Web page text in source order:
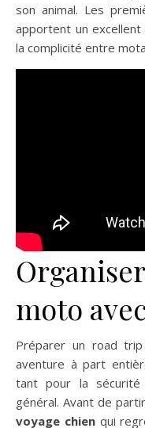
son animal. Les
apportent un
la complicité entre
moto
Préparer un road
aventure à part
tant pour la
général. Avant de
voyage chienqui